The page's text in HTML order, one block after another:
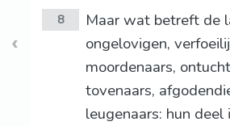
8
Maar wat betreft de
ongelovigen,
moordenaars,
tovenaars,
leugenaars: hun deel